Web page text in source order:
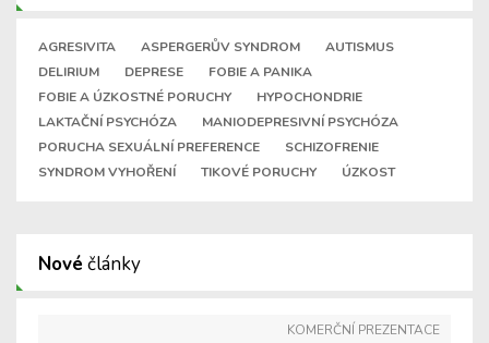
AGRESIVITA ASPERGERŮV SYNDROM
AUTISMUS
DELIRIUM
DEPRESE
FOBIE A PANIKA
FOBIE A ÚZKOSTNÉ PORUCHY
HYPOCHONDRIE
LAKTAČNÍ PSYCHÓZA
MANIODEPRESIVNÍ PSYCHÓZA
PORUCHA SEXUÁLNÍ PREFERENCE
SCHIZOFRENIE
SYNDROM VYHOŘENÍ
TIKOVÉ PORUCHY ÚZKOST
Nové články
KOMERČNÍ PREZENTACE